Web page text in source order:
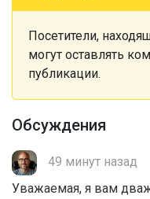
Посетители,
могут оставлять
публикации.
Обсуждения
49 минут назад
Уважаемая, я вам